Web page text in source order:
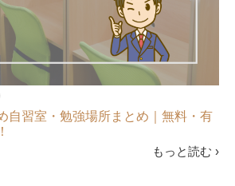
自習室・勉強場所まとめ｜無料・有
もっと読む ›